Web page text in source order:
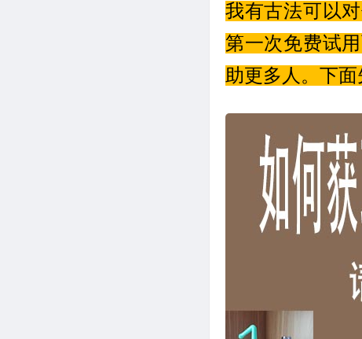
我有古法可以
第一次免费试
助更多人。下